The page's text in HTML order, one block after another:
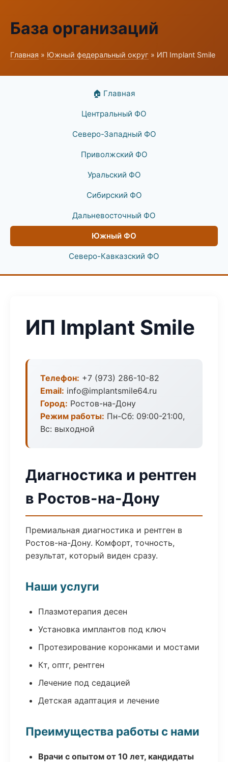
База организаций
Главная » Южный федеральный округ » ИП Implant Smile
🏠 Главная
Центральный ФО
Северо-Западный ФО
Приволжский ФО
Уральский ФО
Сибирский ФО
Дальневосточный ФО
Южный ФО
Северо-Кавказский ФО
ИП Implant Smile
Телефон: +7 (973) 286-10-82
Email: info@implantsmile64.ru
Город: Ростов-на-Дону
Режим работы: Пн-Сб: 09:00-21:00,
Вс: выходной
Диагностика и рентген
в Ростов-на-Дону
Премиальная диагностика и рентген в
Ростов-на-Дону. Комфорт, точность,
результат, который виден сразу.
Наши услуги
Плазмотерапия десен
Установка имплантов под ключ
Протезирование коронками и мостами
Кт, оптг, рентген
Лечение под седацией
Детская адаптация и лечение
Преимущества работы с нами
Врачи с опытом от 10 лет, кандидаты